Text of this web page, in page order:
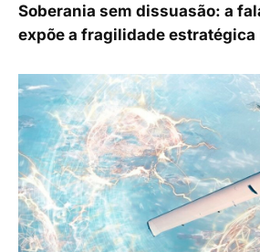
Soberania sem dissuasão: a
expõe a fragilidade